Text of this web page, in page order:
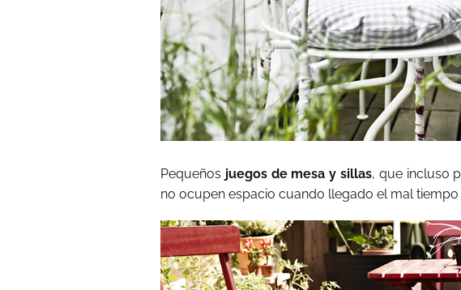
Pequeños juegos de mesa y sillas, que incluso
no ocupen espacio cuando llegado el mal